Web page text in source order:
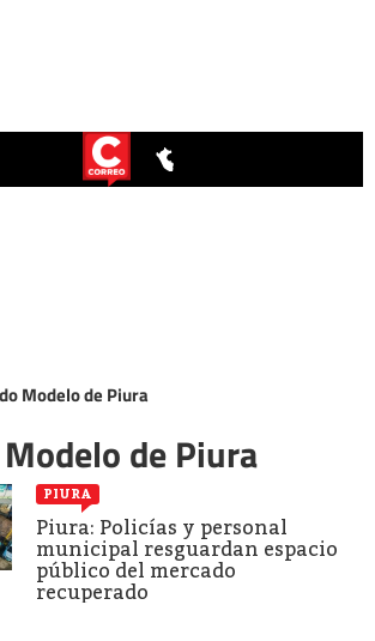
Modelo de Piura
de Piura
PIURA
Piura: Policías y personal
municipal resguardan espacio
público del mercado
recuperado